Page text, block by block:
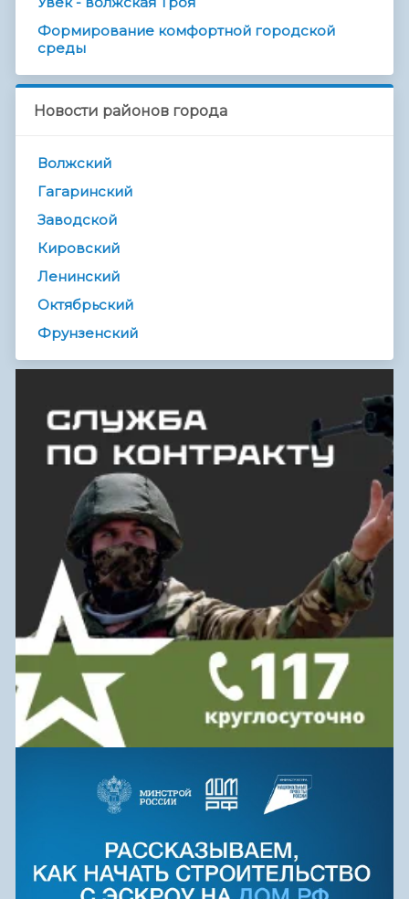
Формирование комфортной городской
среды
Новости районов города
Волжский
Гагаринский
Заводской
Кировский
Ленинский
Октябрьский
Фрунзенский